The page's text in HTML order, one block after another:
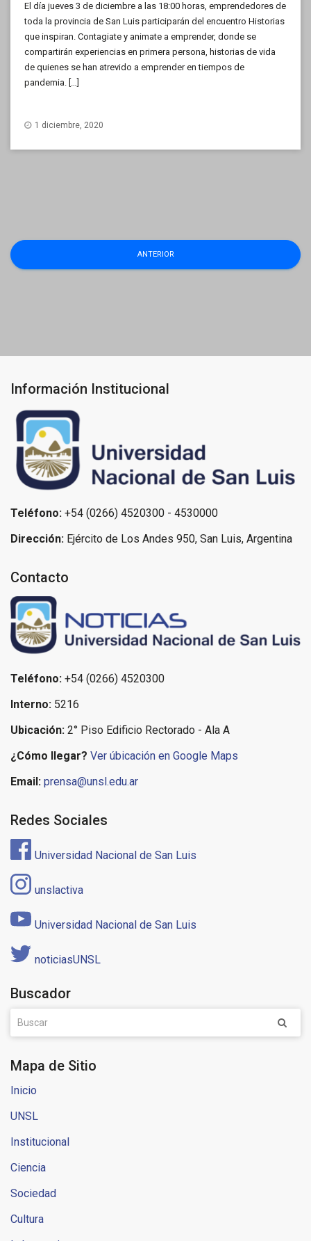
El día jueves 3 de diciembre a las 18:00 horas, emprendedores de
toda la provincia de San Luis participarán del encuentro Historias
que inspiran. Contagiate y animate a emprender, donde se
compartirán experiencias en primera persona, historias de vida
de quienes se han atrevido a emprender en tiempos de
pandemia. […]
1 diciembre, 2020
Navegación
ANTERIOR
Información Institucional
Teléfono: +54 (0266) 4520300 - 4530000
Dirección: Ejército de Los Andes 950, San Luis, Argentina
Contacto
Teléfono: +54 (0266) 4520300
Interno: 5216
Ubicación: 2° Piso Edificio Rectorado - Ala A
¿Cómo llegar? Ver úbicación en Google Maps
Email: prensa@unsl.edu.ar
Redes Sociales
Universidad Nacional de San Luis
unslactiva
Universidad Nacional de San Luis
noticiasUNSL
Buscador
Mapa de Sitio
Inicio
UNSL
Institucional
Ciencia
Sociedad
Cultura